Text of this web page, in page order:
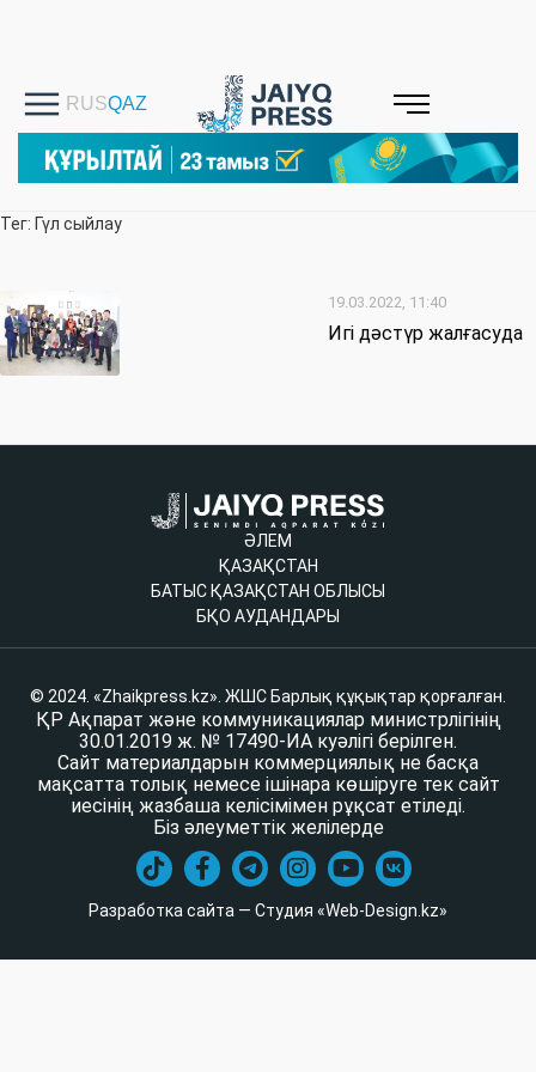
Тег: Гүл сыйлау
19.03.2022, 11:40
Игі дәстүр жалғасуда
ӘЛЕМ
ҚАЗАҚСТАН
БАТЫС ҚАЗАҚСТАН ОБЛЫСЫ
БҚО АУДАНДАРЫ
© 2024. «Zhaikpress.kz». ЖШС Барлық құқықтар қорғалған.
ҚР Ақпарат және коммуникациялар министрлігінің
30.01.2019 ж. № 17490-ИА куәлігі берілген.
Сайт материалдарын коммерциялық не басқа
мақсатта толық немесе ішінара көшіруге тек сайт
иесінің жазбаша келісімімен рұқсат етіледі.
Біз әлеуметтік желілерде
Разработка сайта — Студия «Web-Design.kz»